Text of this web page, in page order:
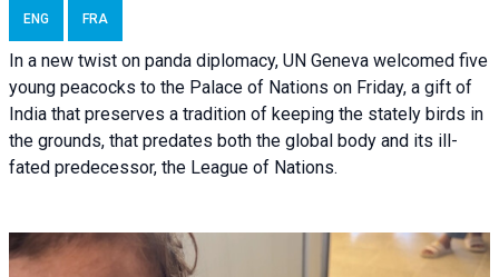
ENG FRA
In a new twist on panda diplomacy, UN Geneva welcomed five
young peacocks to the Palace of Nations on Friday, a gift of
India that preserves a tradition of keeping the stately birds in
the grounds, that predates both the global body and its ill-
fated predecessor, the League of Nations.